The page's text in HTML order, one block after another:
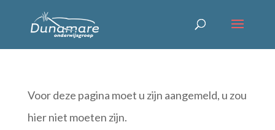
Voor deze pagina moet u zijn aangemeld, u zou
hier niet moeten zijn.